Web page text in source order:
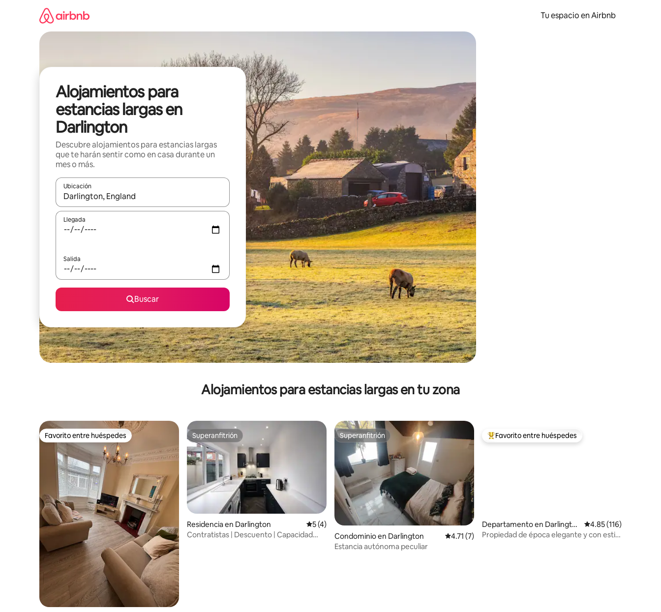
Tu espacio en Airbnb
Alojamientos para
estancias largas en
Darlington
Descubre alojamientos para estancias largas
que te harán sentir como en casa durante un
mes o más.
Ubicación
Cuando los resultados estén disponibles, podrás navegar usando las teclas de las flechas hacia arriba y hacia abajo, o bien tocando y deslizando la pantalla.
Llegada
Salida
Buscar
Alojamientos para estancias largas en tu zona
Favorito entre huéspedes
Favorito entre huéspedes Superanfitrión
Superanfitrión
Residencia en Darlington Calificación promedio: 5 de 5; 4 evaluaciones
5 (4)
Contratistas | Descuento | Capacidad
Superanfitrión
Superanfitrión
Condominio en Darlington Calificación promedio: 4.71 de 5; 7 evaluaciones
4.71 (7)
Estancia autónoma peculiar
De los mejores en Favorito entre huéspedes
Favorito entre huéspedes
Departamento en Darlingto
n
Calificación promedio:
4.85 (116)
Propiedad de época elegante y con estilo